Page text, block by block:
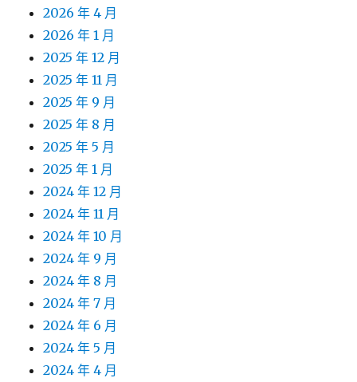
2026 年 4 月
2026 年 1 月
2025 年 12 月
2025 年 11 月
2025 年 9 月
2025 年 8 月
2025 年 5 月
2025 年 1 月
2024 年 12 月
2024 年 11 月
2024 年 10 月
2024 年 9 月
2024 年 8 月
2024 年 7 月
2024 年 6 月
2024 年 5 月
2024 年 4 月